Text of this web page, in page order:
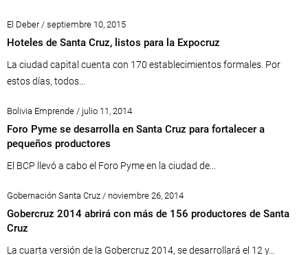
El Deber / septiembre 10, 2015
Hoteles de Santa Cruz, listos para la Expocruz
La ciudad capital cuenta con 170 establecimientos formales. Por
estos días, todos...
Bolivia Emprende / julio 11, 2014
Foro Pyme se desarrolla en Santa Cruz para fortalecer a
pequeños productores
El BCP llevó a cabo el Foro Pyme en la ciudad de...
Gobernación Santa Cruz / noviembre 26, 2014
Gobercruz 2014 abrirá con más de 156 productores de Santa
Cruz
La cuarta versión de la Gobercruz 2014, se desarrollará el 12 y...